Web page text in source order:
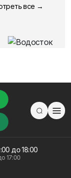
все →
до 18:00
17:00